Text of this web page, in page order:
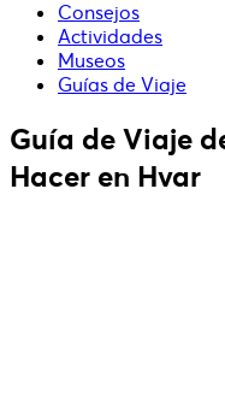
Consejos
Actividades
Museos
Guías de Viaje
Guía de Viaje
Hacer en Hvar